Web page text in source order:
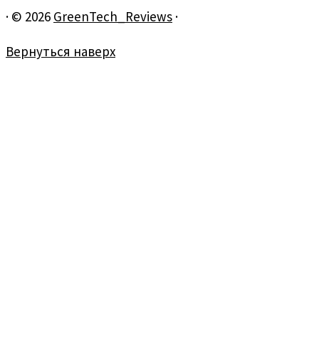
· © 2026 GreenTech_Reviews ·
Вернуться наверх